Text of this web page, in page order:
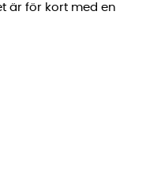
är för kort med en